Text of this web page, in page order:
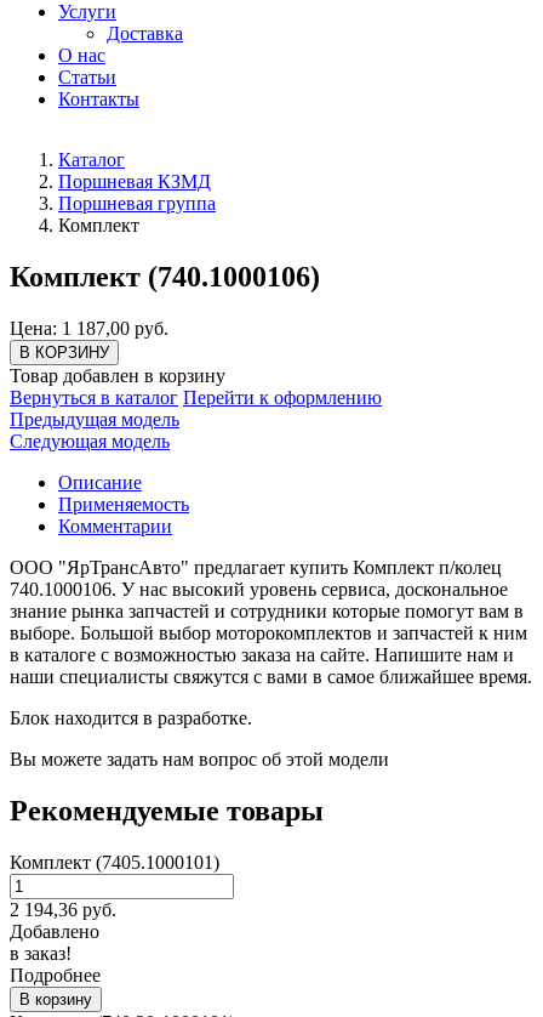
Услуги
Доставка
О нас
Статьи
Контакты
Каталог
Поршневая КЗМД
Поршневая группа
Комплект
Комплект (740.1000106)
Цена: 1 187,00 руб.
В КОРЗИНУ
Товар добавлен в корзину
Вернуться в каталог Перейти к оформлению
Предыдущая модель
Следующая модель
Описание
Применяемость
Комментарии
ООО "ЯрТрансАвто" предлагает купить Комплект п/колец
740.1000106. У нас высокий уровень сервиса, доскональное
знание рынка запчастей и сотрудники которые помогут вам в
выборе. Большой выбор моторокомплектов и запчастей к ним
в каталоге с возможностью заказа на сайте. Напишите нам и
наши специалисты свяжутся с вами в самое ближайшее время.
Блок находится в разработке.
Вы можете задать нам вопрос об этой модели
Рекомендуемые товары
Комплект (7405.1000101)
2 194,36 руб.
Добавлено
в заказ!
Подробнее
В корзину